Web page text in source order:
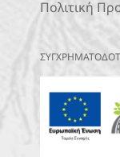
Πολιτική